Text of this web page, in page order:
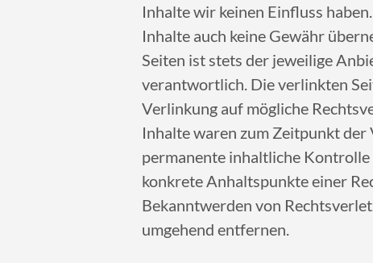
Inhalte wir keinen Einfluss
Inhalte auch keine Gewähr
Seiten ist stets der jeweilige
verantwortlich. Die verlinkten
Verlinkung auf mögliche
Inhalte waren zum Zeitpunkt
permanente inhaltliche
konkrete Anhaltspunkte einer
Bekanntwerden von
umgehend entfernen.